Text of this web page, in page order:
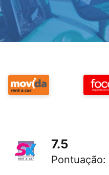
7.5
Pontuação: